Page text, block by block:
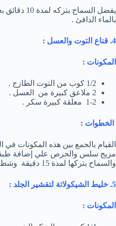
يفضل السماح
بالماء الدافئ .
4. قناع التوت والعسل :
المكونات :
1/2 كوب من التوت الطازج .
2 ملاعق كبيرة من العسل .
1-2 معلقة كبيرة سكر .
الخطوات :
القيام بالجمع بين هذه المكونات
مزيج سلس والحرص علي إضافة
والسماح بتركها لمدة 15 دقيقة وشطف الوجه بالماء الدافئ .
5. خليط الشيكولاتة لتقشير الجلد :
المكونات :